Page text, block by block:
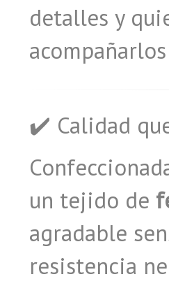
detalles y
✔️ Calidad
un tejido de
agradable
resistencia